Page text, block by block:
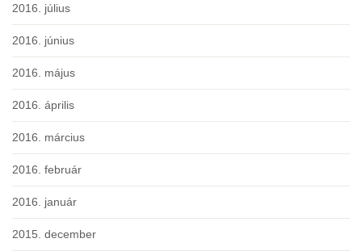
2016. július
2016. június
2016. május
2016. április
2016. március
2016. február
2016. január
2015. december